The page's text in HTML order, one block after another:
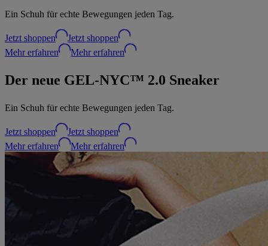
Ein Schuh für echte Bewegungen jeden Tag.
Jetzt shoppen
Jetzt shoppen
Mehr erfahren
Mehr erfahren
Der neue GEL-NYC™ 2.0 Sneaker
Ein Schuh für echte Bewegungen jeden Tag.
Jetzt shoppen
Jetzt shoppen
Mehr erfahren
Mehr erfahren